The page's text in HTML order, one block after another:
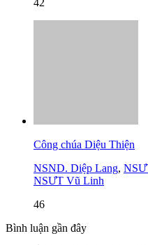
42
Công chúa Diệu Thiện
NSND. Diệp Lang,
NSƯT Vũ Linh
46
Bình luận gần đây